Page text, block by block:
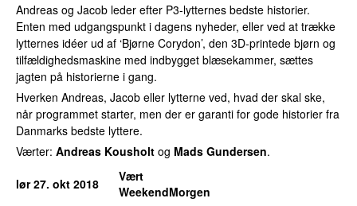
Andreas og Jacob leder efter P3-lytternes bedste historier.
Enten med udgangspunkt i dagens nyheder, eller ved at trække
lytternes idéer ud af ‘Bjørne Corydon’, den 3D-printede bjørn og
tilfældighedsmaskine med indbygget blæsekammer, sættes
jagten på historierne i gang.
Hverken Andreas, Jacob eller lytterne ved, hvad der skal ske,
når programmet starter, men der er garanti for gode historier fra
Danmarks bedste lyttere.
Værter: Andreas Kousholt og Mads Gundersen.
lør 27. okt 2018
Vært
WeekendMorgen